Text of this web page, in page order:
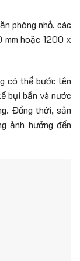
phòng nhỏ, các
hoặc 1200 x
có thể bước lên
bụi bẩn và nước
Đồng thời, sản
ảnh hưởng đến